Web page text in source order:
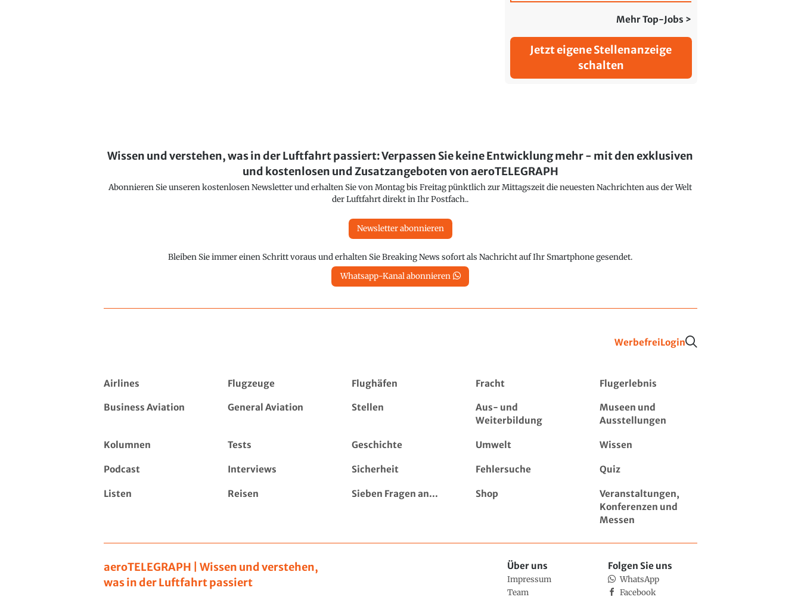
Mehr Top-Jobs >
Jetzt eigene Stellenanzeige
schalten
Wissen und verstehen, was in der Luftfahrt passiert: Verpassen Sie keine Entwicklung mehr - mit den exklusiven
und kostenlosen und Zusatzangeboten von aeroTELEGRAPH
Abonnieren Sie unseren kostenlosen Newsletter und erhalten Sie von Montag bis Freitag pünktlich zur Mittagszeit die neuesten Nachrichten aus der Welt
der Luftfahrt direkt in Ihr Postfach..
Newsletter abonnieren
Bleiben Sie immer einen Schritt voraus und erhalten Sie Breaking News sofort als Nachricht auf Ihr Smartphone gesendet.
Whatsapp-Kanal abonnieren
WerbefreiLogin
Airlines Flugzeuge Flughäfen Fracht Flugerlebnis
Business Aviation General Aviation Stellen
Aus- und
Weiterbildung
Museen und
Ausstellungen
Kolumnen Tests Geschichte Umwelt Wissen
Podcast Interviews Sicherheit Fehlersuche Quiz
Listen Reisen Sieben Fragen an... Shop
Veranstaltungen,
Konferenzen und
Messen
aeroTELEGRAPH | Wissen und verstehen,
was in der Luftfahrt passiert
Über uns
Impressum
Team
Folgen Sie uns
WhatsApp
Facebook